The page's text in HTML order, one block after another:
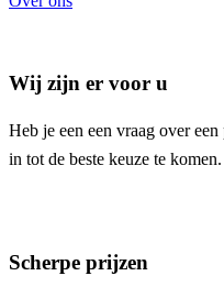
Wij zijn er voor u
Heb je een een vraag over
in tot de beste keuze te komen.
Scherpe prijzen